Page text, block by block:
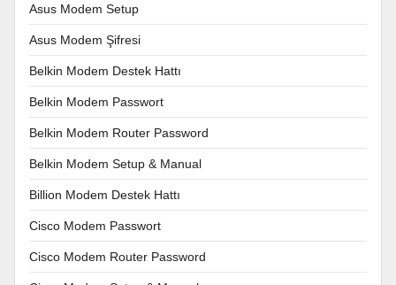
Asus Modem Setup
Asus Modem Şifresi
Belkin Modem Destek Hattı
Belkin Modem Passwort
Belkin Modem Router Password
Belkin Modem Setup & Manual
Billion Modem Destek Hattı
Cisco Modem Passwort
Cisco Modem Router Password